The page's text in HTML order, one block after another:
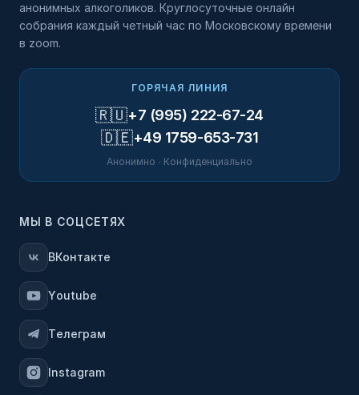
анонимных алкоголиков. Круглосуточные онлайн
собрания каждый четный час по Московскому времени
в zoom.
ГОРЯЧАЯ ЛИНИЯ
🇷🇺+7 (995) 222-67-24
🇩🇪+49 1759-653-731
Анонимно · Конфиденциально
МЫ В СОЦСЕТЯХ
ВКонтакте
Youtube
Телеграм
Instagram